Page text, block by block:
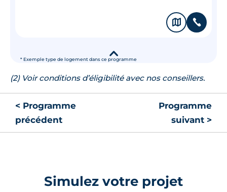
* Exemple type de logement dans ce programme
🗞 📞
▾
(2) Voir conditions d’éligibilité avec nos conseillers.
< Programme
précédent
Programme
suivant >
Simulez votre projet